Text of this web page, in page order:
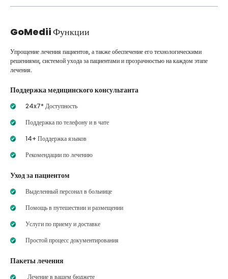
GoMediiФункции
Упрощение лечения пациентов, а также обеспечение его технологическими
решениями, системой ухода за пациентами и прозрачностью на каждом этапе
лечения.
Поддержка медицинского консультанта
24x7* Доступность
Поддержка по телефону и в чате
14+ Поддержка языков
Рекомендации по лечению
Уход за пациентом
Выделенный персонал в больнице
Помощь в путешествии и размещении
Услуги по приему и доставке
Простой процесс документирования
Пакеты лечения
Лечение в вашем бюджете